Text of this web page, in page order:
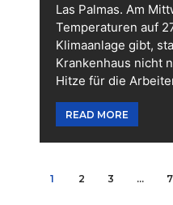
Las Palmas. Am
Temperaturen auf
Klimaanlage gibt,
Krankenhaus nicht
Hitze für die
READ MORE
PAGE
1 PAGE
2 PAGE
3 … 7